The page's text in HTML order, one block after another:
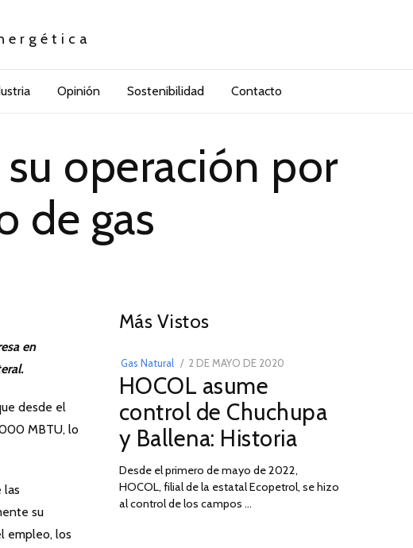
Opinión Sostenibilidad Contacto
operación por
de gas
en
desde el
MBTU, lo
las
su
empleo, los
Más Vistos
Gas Natural
POSTED
ON
2 DE MAYO DE 2020
DE
2026
HOCOL asume
control de Chuchupa
y Ballena: Historia
Desde el primero de mayo de 2022,
HOCOL, filial de la estatal Ecopetrol, se hizo
al control de los campos …